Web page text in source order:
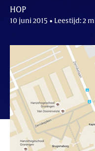
HOP
10 juni 2015 • Leestijd: 2